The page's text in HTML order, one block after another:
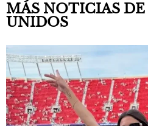
MÁS NOTICIAS DE
UNIDOS